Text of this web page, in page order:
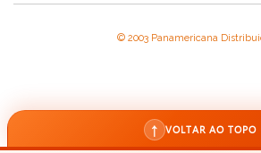
© 2003 Panamericana
↑ VOLTAR AO TOPO